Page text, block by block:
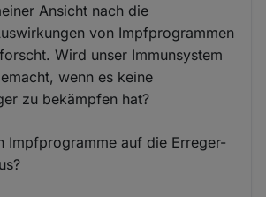
Ansicht nach die
von Impfprogrammen
Wird unser Immunsystem
wenn es keine
zu bekämpfen hat?
Impfprogramme auf die Erreger-